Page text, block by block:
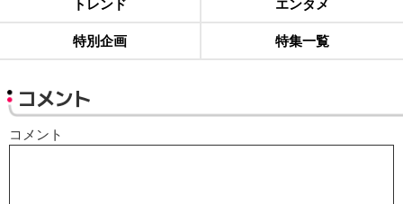
トレンド エンタメ
特別企画 特集一覧
コメント
コメント